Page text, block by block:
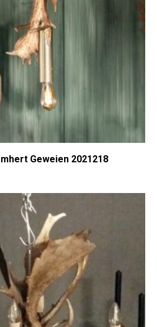
Geweien 2021218